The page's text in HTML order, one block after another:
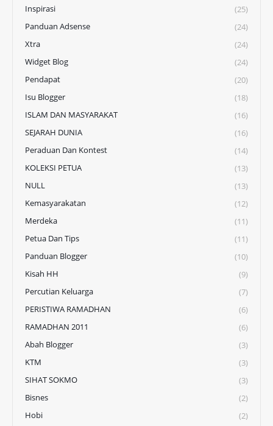
Inspirasi
(25)
Panduan Adsense
(24)
Xtra
(24)
Widget Blog
(24)
Pendapat
(20)
Isu Blogger
(18)
ISLAM DAN MASYARAKAT
(16)
SEJARAH DUNIA
(16)
Peraduan Dan Kontest
(14)
KOLEKSI PETUA
(13)
NULL
(13)
Kemasyarakatan
(12)
Merdeka
(11)
Petua Dan Tips
(11)
Panduan Blogger
(10)
Kisah HH
(9)
Percutian Keluarga
(7)
PERISTIWA RAMADHAN
(6)
RAMADHAN 2011
(6)
Abah Blogger
(3)
KTM
(3)
SIHAT SOKMO
(3)
Bisnes
(2)
Hobi
(2)